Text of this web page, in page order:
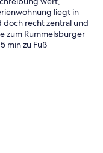
liegt in
recht zentral und
zum Rummelsburger
min zu Fuß
und sehr
Salz und Pfeffer
Erfahrung!) Toll
kleinen Park.
genießen.
toll im Sommer.
gestöbert,